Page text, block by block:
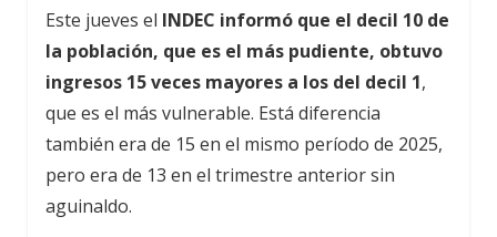
Este jueves el INDEC informó que el decil 10 de
la población, que es el más pudiente, obtuvo
ingresos 15 veces mayores a los del decil 1,
que es el más vulnerable. Está diferencia
también era de 15 en el mismo período de 2025,
pero era de 13 en el trimestre anterior sin
aguinaldo.